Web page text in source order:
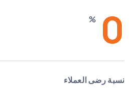
نسبة رضى العملاء
0
%